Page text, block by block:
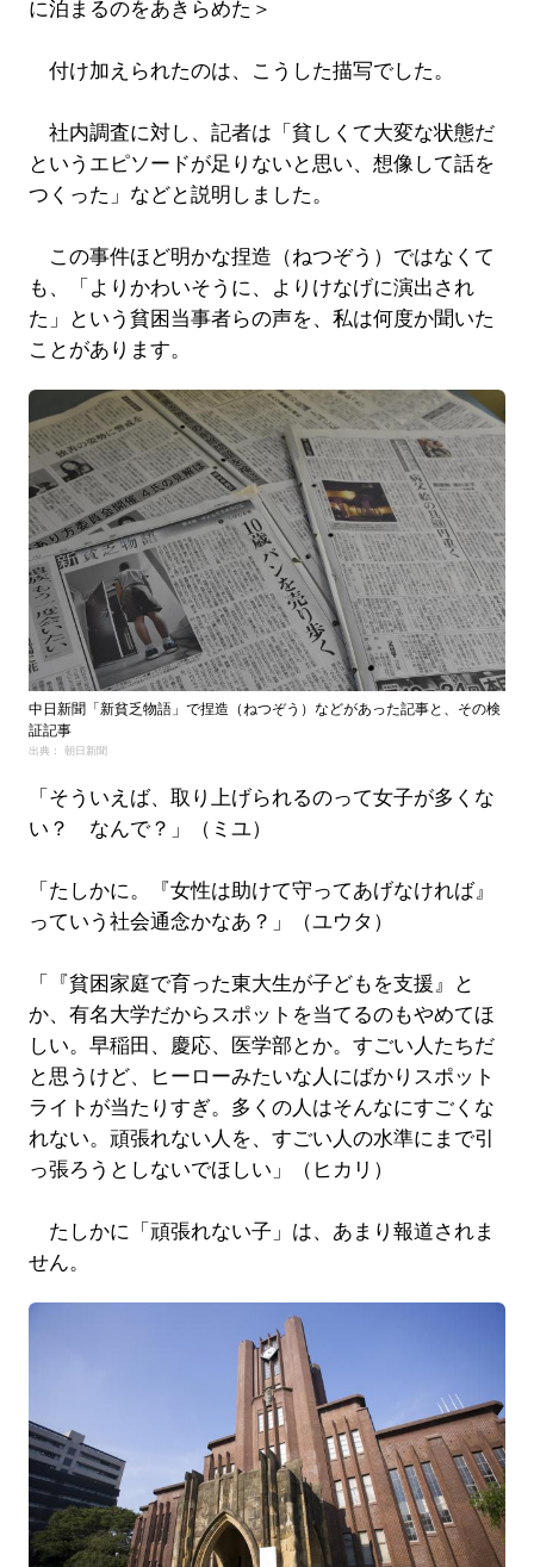
に泊まるのをあきらめた＞
付け加えられたのは、こうした描写でした。
社内調査に対し、記者は「貧しくて大変な状態だ
というエピソードが足りないと思い、想像して話を
つくった」などと説明しました。
この事件ほど明かな捏造（ねつぞう）ではなくて
も、「よりかわいそうに、よりけなげに演出され
た」という貧困当事者らの声を、私は何度か聞いた
ことがあります。
中日新聞「新貧乏物語」で捏造（ねつぞう）などがあった記事と、その検
証記事
出典： 朝日新聞
「そういえば、取り上げられるのって女子が多くな
い？ なんで？」（ミユ）
「たしかに。『女性は助けて守ってあげなければ』
っていう社会通念かなあ？」（ユウタ）
「『貧困家庭で育った東大生が子どもを支援』と
か、有名大学だからスポットを当てるのもやめてほ
しい。早稲田、慶応、医学部とか。すごい人たちだ
と思うけど、ヒーローみたいな人にばかりスポット
ライトが当たりすぎ。多くの人はそんなにすごくな
れない。頑張れない人を、すごい人の水準にまで引
っ張ろうとしないでほしい」（ヒカリ）
たしかに「頑張れない子」は、あまり報道されま
せん。